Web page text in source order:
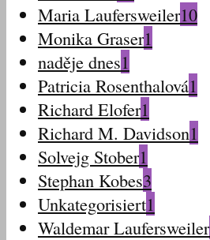
Maria Laufersweiler10
Monika Graser1
naděje dnes1
Patricia Rosenthalová1
Richard Elofer1
Richard M. Davidson1
Solvejg Stober1
Stephan Kobes3
Unkategorisiert1
Waldemar Laufersweiler